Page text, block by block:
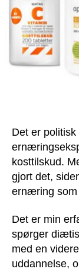
Det er
kosttilskud.
gjort det,
ernæring som
Det er min
spørger
med en
uddannelse,